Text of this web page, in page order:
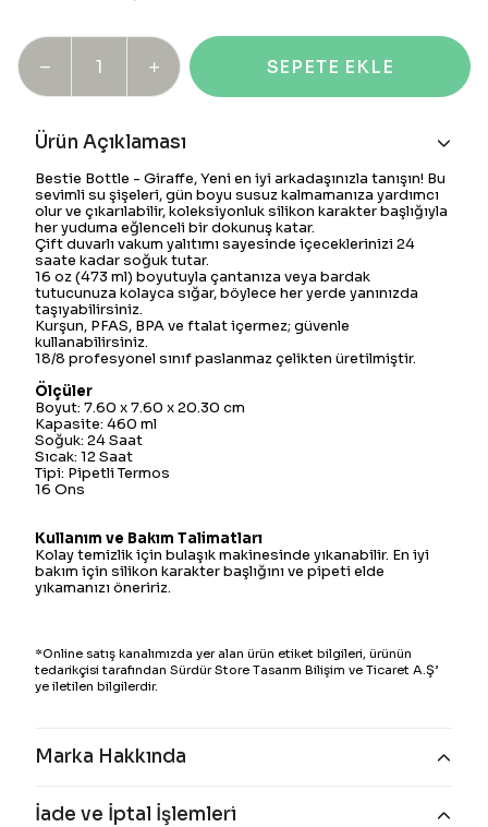
SEPETE EKLE
Ürün Açıklaması
Bestie Bottle - Giraffe, Yeni en iyi arkadaşınızla tanışın! Bu
sevimli su şişeleri, gün boyu susuz kalmamanıza yardımcı
olur ve çıkarılabilir, koleksiyonluk silikon karakter başlığıyla
her yuduma eğlenceli bir dokunuş katar.
Çift duvarlı vakum yalıtımı sayesinde içeceklerinizi 24
saate kadar soğuk tutar.
16 oz (473 ml) boyutuyla çantanıza veya bardak
tutucunuza kolayca sığar, böylece her yerde yanınızda
taşıyabilirsiniz.
Kurşun, PFAS, BPA ve ftalat içermez; güvenle
kullanabilirsiniz.
18/8 profesyonel sınıf paslanmaz çelikten üretilmiştir.
Ölçüler
Boyut: 7.60 x 7.60 x 20.30 cm
Kapasite: 460 ml
Soğuk: 24 Saat
Sıcak: 12 Saat
Tipi: Pipetli Termos
16 Ons
Kullanım ve Bakım Talimatları
Kolay temizlik için bulaşık makinesinde yıkanabilir. En iyi
bakım için silikon karakter başlığını ve pipeti elde
yıkamanızı öneririz.
*Online satış kanalımızda yer alan ürün etiket bilgileri, ürünün
tedarikçisi tarafından Sürdür Store Tasarım Bilişim ve Ticaret A.Ş’
ye iletilen bilgilerdir.
Marka Hakkında
İade ve İptal İşlemleri